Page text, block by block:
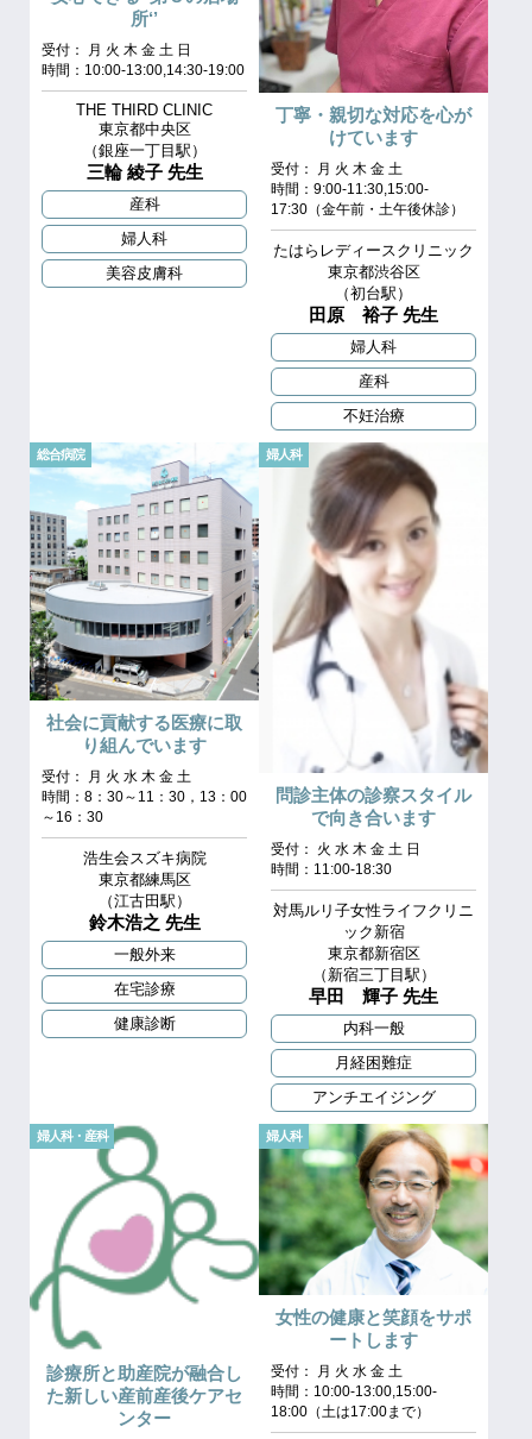
所‘’
受付： 月 火 木 金 土 日
時間：10:00-13:00,14:30-19:00
THE THIRD CLINIC
東京都中央区
（銀座一丁目駅）
三輪 綾子 先生
産科
婦人科
美容皮膚科
丁寧・親切な対応を心が
けています
受付： 月 火 木 金 土
時間：9:00-11:30,15:00-
17:30（金午前・土午後休診）
たはらレディースクリニック
東京都渋谷区
（初台駅）
田原 裕子 先生
婦人科
産科
不妊治療
総合病院
社会に貢献する医療に取
り組んでいます
受付： 月 火 水 木 金 土
時間：8：30～11：30，13：00
～16：30
浩生会スズキ病院
東京都練馬区
（江古田駅）
鈴木浩之 先生
一般外来
在宅診療
健康診断
婦人科
問診主体の診察スタイル
で向き合います
受付： 火 水 木 金 土 日
時間：11:00-18:30
対馬ルリ子女性ライフクリニ
ック新宿
東京都新宿区
（新宿三丁目駅）
早田 輝子 先生
内科一般
月経困難症
アンチエイジング
婦人科・産科
診療所と助産院が融合し
た新しい産前産後ケアセ
ンター
婦人科
女性の健康と笑顔をサポ
ートします
受付： 月 火 水 金 土
時間：10:00-13:00,15:00-
18:00（土は17:00まで）